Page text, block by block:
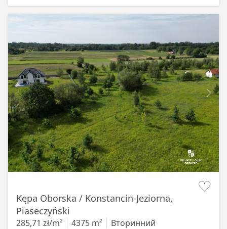
Kępa Oborska / Konstancin-Jeziorna,
Piaseczyński
285,71 zł/m² 4375 m² Вторинний